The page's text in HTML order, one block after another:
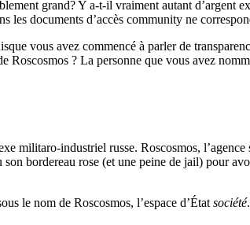
grand? Y a-t-il vraiment autant d’argent
les documents d’accès community ne
vous avez commencé à parler de
Roscosmos ? La personne que vous avez
militaro-industriel russe. Roscosmos, l’agence
bordereau rose (et une peine de jail) pour
le nom de Roscosmos, l’espace d’État société